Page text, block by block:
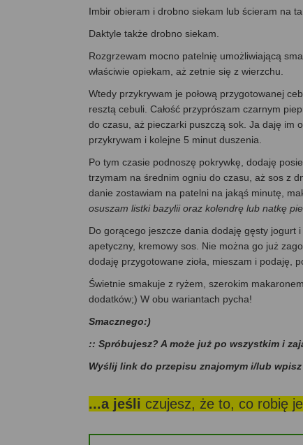
Imbir obieram i drobno siekam lub ścieram na
Daktyle także drobno siekam.
Rozgrzewam mocno patelnię umożliwiającą
właściwie opiekam, aż zetnie się z wierzchu.
Wtedy przykrywam je połową przygotowanej
resztą cebuli. Całość przyprószam czarnym
do czasu, aż pieczarki puszczą sok. Ja daję im
przykrywam i kolejne 5 minut duszenia.
Po tym czasie podnoszę pokrywkę, dodaję
trzymam na średnim ogniu do czasu, aż sos z
danie zostawiam na patelni na jakąś minutę,
osuszam listki bazylii oraz kolendrę lub natkę
Do gorącego jeszcze dania dodaję gęsty jogurt
apetyczny, kremowy sos. Nie można go już
dodaję przygotowane zioła, mieszam i podaję,
Świetnie smakuje z ryżem, szerokim
dodatków;) W obu wariantach pycha!
Smacznego:)
:: Spróbujesz? A może już po wszystkim i
Wyślij link do przepisu znajomym i/lub
...a jeśli czujesz, że to, co robię